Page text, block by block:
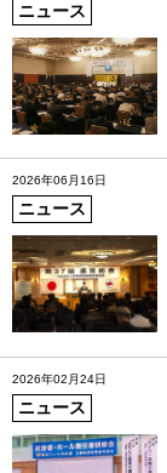
ニュース
2026年06月16日
ニュース
2026年02月24日
ニュース